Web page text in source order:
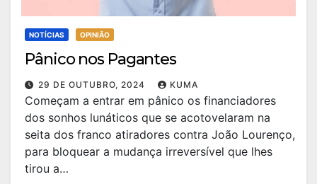
NOTÍCIAS OPINIÃO
Pânico nos Pagantes
29 DE OUTUBRO, 2024 KUMA
Começam a entrar em pânico os financiadores
dos sonhos lunáticos que se acotovelaram na
seita dos franco atiradores contra João Lourenço,
para bloquear a mudança irreversível que lhes
tirou a…